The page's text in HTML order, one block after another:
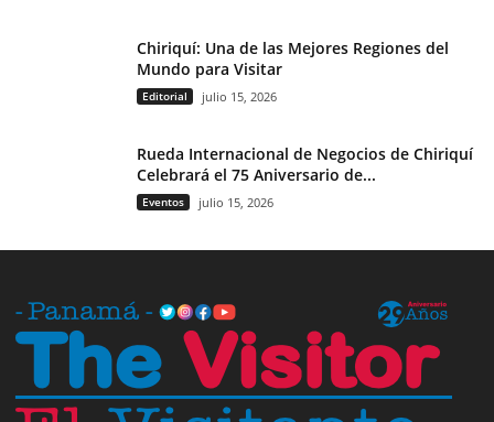
Chiriquí: Una de las Mejores Regiones del
Mundo para Visitar
Editorial julio 15, 2026
Rueda Internacional de Negocios de Chiriquí
Celebrará el 75 Aniversario de...
Eventos julio 15, 2026